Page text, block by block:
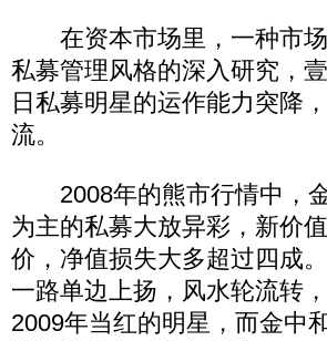
在资本市场里，一种市场
私募管理风格的深入研究，
日私募明星的运作能力突降
流。
2008年的熊市行情中，金
为主的私募大放异彩，新价
价，净值损失大多超过四成
一路单边上扬，风水轮流转
2009年当红的明星，而金中